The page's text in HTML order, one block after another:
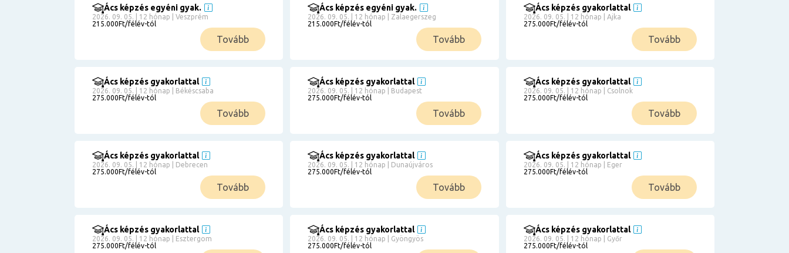
Ács képzés egyéni gyak.
2026. 09. 05. | 12 hónap | Veszprém
215.000Ft/félév-tól
Tovább
Ács képzés egyéni gyak.
2026. 09. 05. | 12 hónap | Zalaegerszeg
215.000Ft/félév-tól
Tovább
Ács képzés gyakorlattal
2026. 09. 05. | 12 hónap | Ajka
275.000Ft/félév-tól
Tovább
Ács képzés gyakorlattal
2026. 09. 05. | 12 hónap | Békéscsaba
275.000Ft/félév-tól
Tovább
Ács képzés gyakorlattal
2026. 09. 05. | 12 hónap | Budapest
275.000Ft/félév-tól
Tovább
Ács képzés gyakorlattal
2026. 09. 05. | 12 hónap | Csolnok
275.000Ft/félév-tól
Tovább
Ács képzés gyakorlattal
2026. 09. 05. | 12 hónap | Debrecen
275.000Ft/félév-tól
Tovább
Ács képzés gyakorlattal
2026. 09. 05. | 12 hónap | Dunaújváros
275.000Ft/félév-tól
Tovább
Ács képzés gyakorlattal
2026. 09. 05. | 12 hónap | Eger
275.000Ft/félév-tól
Tovább
Ács képzés gyakorlattal
2026. 09. 05. | 12 hónap | Esztergom
275.000Ft/félév-tól
Ács képzés gyakorlattal
2026. 09. 05. | 12 hónap | Gyöngyös
275.000Ft/félév-tól
Ács képzés gyakorlattal
2026. 09. 05. | 12 hónap | Győr
275.000Ft/félév-tól